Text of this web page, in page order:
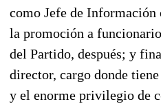
como Jefe de Información
la promoción a
del Partido, después; y
director, cargo donde
y el enorme privilegio de